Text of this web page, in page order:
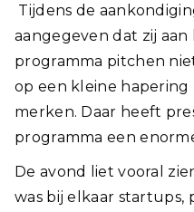
Tijdens de
aangegeven dat zij
programma pitchen
op een kleine hapering
merken. Daar heeft
programma een
De avond liet vooral
was bij elkaar startups,